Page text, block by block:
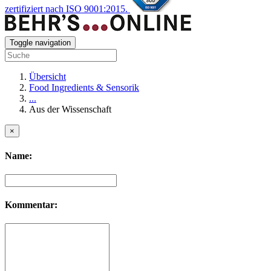
zertifiziert nach ISO 9001:2015.
Toggle navigation
Übersicht
Food Ingredients & Sensorik
...
Aus der Wissenschaft
×
Name:
Kommentar: